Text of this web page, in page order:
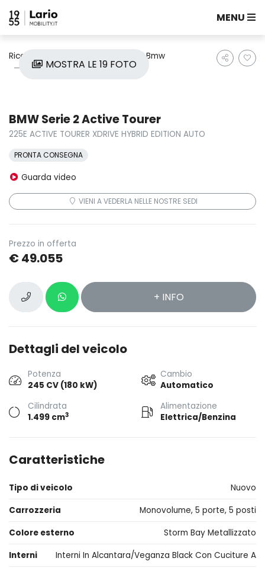
MENU
Ricerca auto
Bmw
Serie 2 Active Tourer
MOSTRA LE 19 FOTO
BMW Serie 2 Active Tourer
225E ACTIVE TOURER XDRIVE HYBRID EDITION AUTO
PRONTA CONSEGNA
Guarda video
VIENI A VEDERLA NELLE NOSTRE SEDI
Prezzo in offerta
€ 49.055
+ INFO
Dettagli del veicolo
Potenza
245 CV (180 kW)
Cambio
Automatico
Cilindrata
1.499 cm3
Alimentazione
Elettrica/Benzina
Caratteristiche
Tipo di veicolo
Nuovo
Carrozzeria
Monovolume, 5 porte, 5 posti
Colore esterno
Storm Bay Metallizzato
Interni
Interni In Alcantara/Veganza Black Con Cuciture A